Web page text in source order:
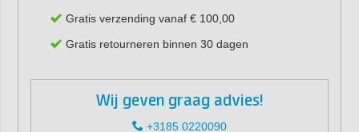
Gratis verzending vanaf € 100,00
Gratis retourneren binnen 30 dagen
Wij geven graag advies!
+3185 0220090